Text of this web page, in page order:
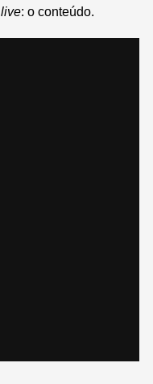
live: o conteúdo.